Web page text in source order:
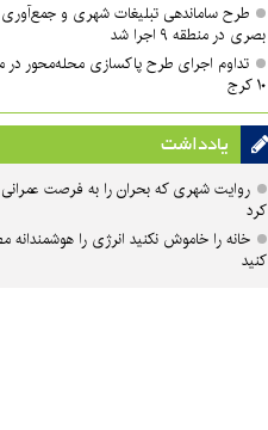
طرح ساماندهی تبلیغات شهری و جمع‌آوری
بصری در منطقه ۹ اجرا شد
تداوم اجرای طرح پاکسازی محله‌محور در
۱۰ کرج
یادداشت
روایت شهری که بحران را به فرصت عمرانی
کرد
خانه را خاموش نکنید انرژی را
کنید